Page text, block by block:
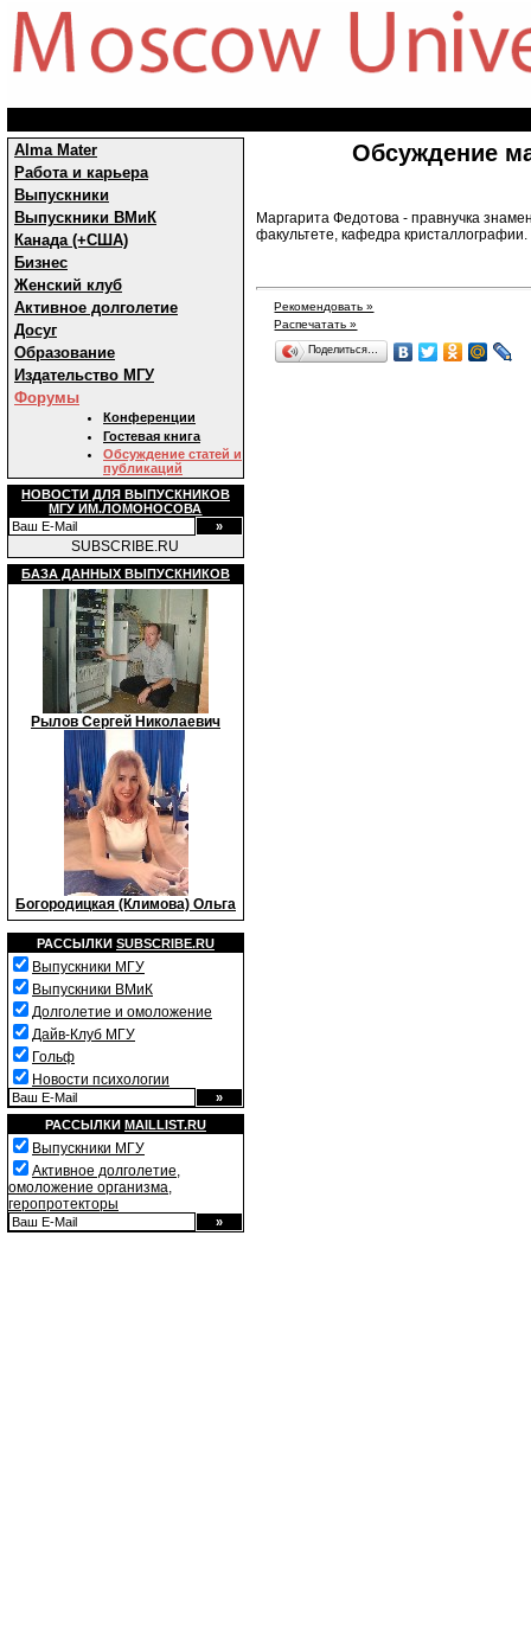
Alma Mater
Работа и карьера
Выпускники
Выпускники ВМиК
Канада (+США)
Бизнес
Женский клуб
Активное долголетие
Досуг
Образование
Издательство МГУ
Форумы
Конференции
Гостевая книга
Обсуждение статей и
публикаций
НОВОСТИ ДЛЯ ВЫПУСКНИКОВ
МГУ ИМ.ЛОМОНОСОВА
SUBSCRIBE.RU
БАЗА ДАННЫХ ВЫПУСКНИКОВ
Рылов Сергей Николаевич
Богородицкая (Климова) Ольга
РАССЫЛКИ SUBSCRIBE.RU
Выпускники МГУ
Выпускники ВМиК
Долголетие и омоложение
Дайв-Клуб МГУ
Гольф
Новости психологии
РАССЫЛКИ MAILLIST.RU
Выпускники МГУ
Активное долголетие,
омоложение организма,
геропротекторы
Обсуждение
Маргарита Федотова - правнучка
факультете, кафедра кристаллографии.
Рекомендовать »
Распечатать »
Поделиться…